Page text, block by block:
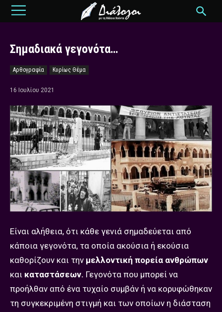
Σημαδιακά γεγονότα…
Αρθογραφία Κυρίως Θέμα
16 Ιουλίου 2021
Είναι αλήθεια, ότι κάθε γενιά σημαδεύεται από
κάποια γεγονότα, τα οποία ακούσια ή εκούσια
καθορίζουν και την μελλοντική πορεία ανθρώπων
και καταστάσεων. Γεγονότα που μπορεί να
προήλθαν από ένα τυχαίο συμβάν ή να κορυφώθηκαν
τη συγκεκριμένη στιγμή και των οποίων η διάσταση